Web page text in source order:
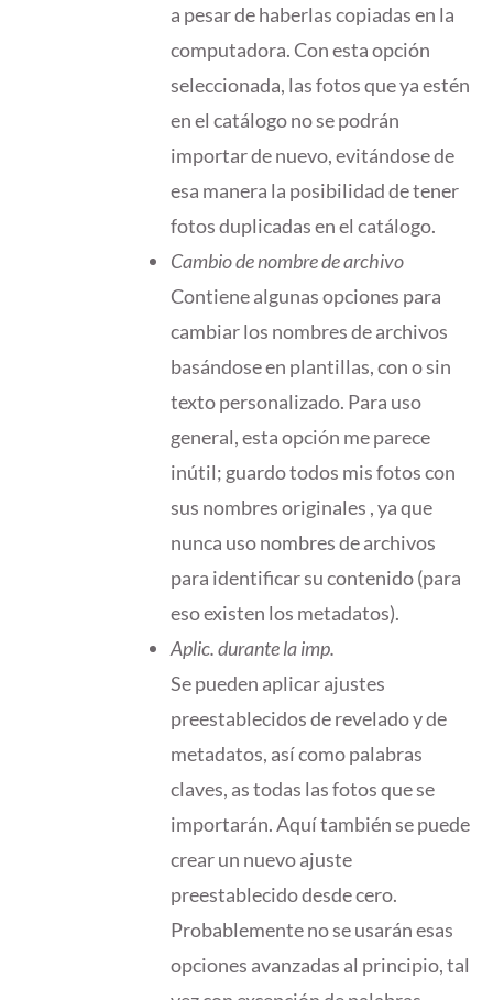
a pesar de haberlas copiadas en la
computadora. Con esta opción
seleccionada, las fotos que ya estén
en el catálogo no se podrán
importar de nuevo, evitándose de
esa manera la posibilidad de tener
fotos duplicadas en el catálogo.
Cambio de nombre de archivo
Contiene algunas opciones para
cambiar los nombres de archivos
basándose en plantillas, con o sin
texto personalizado. Para uso
general, esta opción me parece
inútil; guardo todos mis fotos con
sus nombres originales , ya que
nunca uso nombres de archivos
para identificar su contenido (para
eso existen los metadatos).
Aplic. durante la imp.
Se pueden aplicar ajustes
preestablecidos de revelado y de
metadatos, así como palabras
claves, as todas las fotos que se
importarán. Aquí también se puede
crear un nuevo ajuste
preestablecido desde cero.
Probablemente no se usarán esas
opciones avanzadas al principio, tal